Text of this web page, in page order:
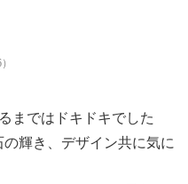
まではドキドキでした
輝き、デザイン共に気に